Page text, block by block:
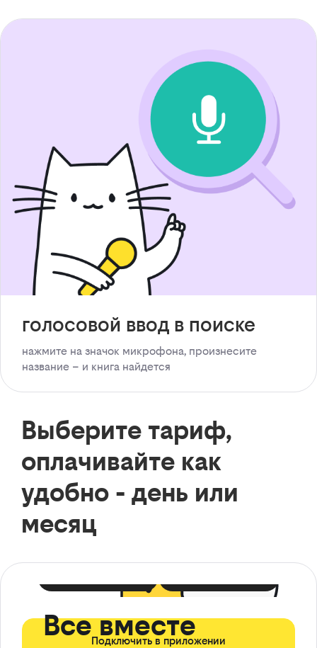
голосовой ввод в поиске
нажмите на значок микрофона, произнесите
название – и книга найдется
Выберите тариф,
оплачивайте как
удобно - день или
месяц
Все вместе
Подключить в приложении